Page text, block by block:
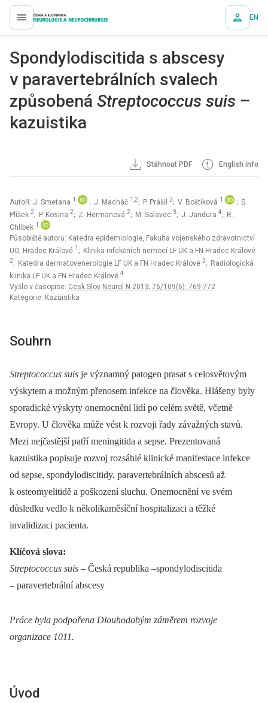
proLékaře.cz EN
Spondylodiscitida s abscesy
v paravertebrálních svalech
způsobená Streptococcus suis –
kazuistika
Stáhnout PDF English info
Autoři: J. Smetana 1 ; J. Macháč 1,2; P. Prášil 2; V. Boštíková 1
; S.
Plíšek 2; P. Kosina 2; Z. Hermanová 2; M. Salavec 3; J. Jandura 4; R.
Chlíbek 1
Působiště autorů: Katedra epidemiologie, Fakulta vojenského zdravotnictví
UO, Hradec Králové 1 ; Klinika infekčních nemocí LF UK a FN Hradec Králové
2; Katedra dermatovenerologie LF UK a FN Hradec Králové 3; Radiologická
klinika LF UK a FN Hradec Králové 4
Vyšlo v časopise: Cesk Slov Neurol N 2013; 76/109(6): 769-772
Kategorie: Kazuistika
Souhrn
Streptococcus suis je významný patogen prasat s celosvětovým
výskytem a možným přenosem infekce na člověka. Hlášeny byly
sporadické výskyty onemocnění lidí po celém světě, včetně
Evropy. U člověka může vést k rozvoji řady závažných stavů.
Mezi nejčastější patří meningitida a sepse. Prezentovaná
kazuistika popisuje rozvoj rozsáhlé klinické manifestace infekce
od sepse, spondylodiscitidy, paravertebrálních abscesů až
k osteomyelitidě a poškození sluchu. Onemocnění ve svém
důsledku vedlo k několikaměsíční hospitalizaci a těžké
invalidizaci pacienta.
Klíčová slova:
Streptococcus suis –⁠ Česká republika –spondylodiscitida
–⁠ paravertebrální abscesy
Práce byla podpořena Dlouhodobým záměrem rozvoje
organizace 1011.
Úvod